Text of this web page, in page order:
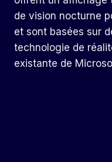
de vision nocturne
et sont basées sur
technologie de
existante de